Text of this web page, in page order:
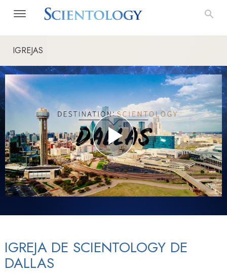
IGREJAS
IGREJA DE SCIENTOLOGY DE
DALLAS